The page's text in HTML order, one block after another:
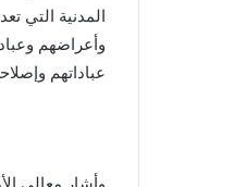
المدنية التي
وأعراضهم
عباداتهم